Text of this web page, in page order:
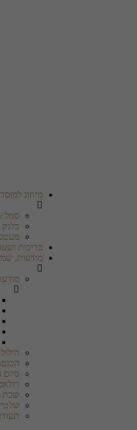
מיתוג
סמל /
בלנק
כריכות
מודעות,
שבת